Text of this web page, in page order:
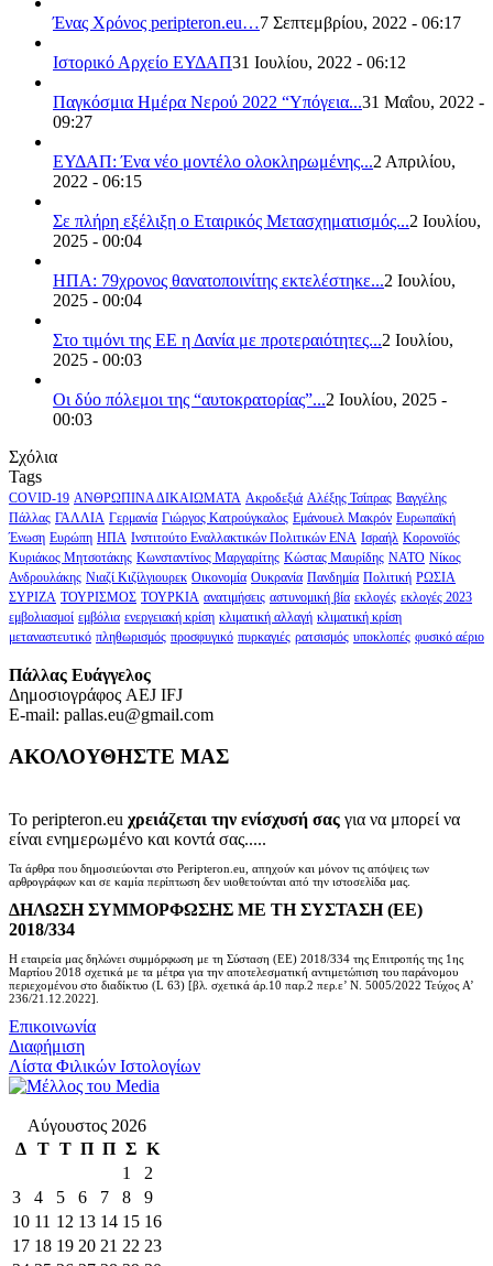
Ένας Χρόνος peripteron.eu…7 Σεπτεμβρίου, 2022 - 06:17
Ιστορικό Αρχείο ΕΥΔΑΠ31 Ιουλίου, 2022 - 06:12
Παγκόσμια Ημέρα Νερού 2022 “Υπόγεια...31 Μαΐου, 2022 -
09:27
ΕΥΔΑΠ: Ένα νέο μοντέλο ολοκληρωμένης...2 Απριλίου,
2022 - 06:15
Σε πλήρη εξέλιξη ο Εταιρικός Μετασχηματισμός...2 Ιουλίου,
2025 - 00:04
ΗΠΑ: 79χρονος θανατοποινίτης εκτελέστηκε...2 Ιουλίου,
2025 - 00:04
Στο τιμόνι της ΕΕ η Δανία με προτεραιότητες...2 Ιουλίου,
2025 - 00:03
Οι δύο πόλεμοι της “αυτοκρατορίας”...2 Ιουλίου, 2025 -
00:03
Σχόλια
Tags
COVID-19 ΑΝΘΡΩΠΙΝΑ ΔΙΚΑΙΩΜΑΤΑ Ακροδεξιά Αλέξης Τσίπρας Βαγγέλης
Πάλλας ΓΑΛΛΙΑ Γερμανία Γιώργος Κατρούγκαλος Εμάνουελ Μακρόν Ευρωπαϊκή
Ένωση Ευρώπη ΗΠΑ Ινστιτούτο Εναλλακτικών Πολιτικών ΕΝΑ Ισραήλ Κορονοϊός
Κυριάκος Μητσοτάκης Κωνσταντίνος Μαργαρίτης Κώστας Μαυρίδης ΝΑΤΟ Νίκος
Ανδρουλάκης Νιαζί Κιζίλγιουρεκ Οικονομία Ουκρανία Πανδημία Πολιτική ΡΩΣΙΑ
ΣΥΡΙΖΑ ΤΟΥΡΙΣΜΟΣ ΤΟΥΡΚΙΑ ανατιμήσεις αστυνομική βία εκλογές εκλογές 2023
εμβολιασμοί εμβόλια ενεργειακή κρίση κλιματική αλλαγή κλιματική κρίση
μεταναστευτικό πληθωρισμός προσφυγικό πυρκαγιές ρατσισμός υποκλοπές φυσικό αέριο
Πάλλας Ευάγγελος
Δημοσιογράφος AEJ ΙFJ
E-mail: pallas.eu@gmail.com
ΑΚΟΛΟΥΘΗΣΤΕ ΜΑΣ
Το peripteron.eu χρειάζεται την ενίσχυσή σας για να μπορεί να
είναι ενημερωμένο και κοντά σας.....
Τα άρθρα που δημοσιεύονται στο Peripteron.eu, απηχούν και μόνον τις απόψεις των
αρθρογράφων και σε καμία περίπτωση δεν υιοθετούνται από την ιστοσελίδα μας.
ΔΗΛΩΣΗ ΣΥΜΜΟΡΦΩΣΗΣ ΜΕ ΤΗ ΣΥΣΤΑΣΗ (ΕΕ)
2018/334
Η εταιρεία μας δηλώνει συμμόρφωση με τη Σύσταση (ΕΕ) 2018/334 της Επιτροπής της 1ης
Μαρτίου 2018 σχετικά με τα μέτρα για την αποτελεσματική αντιμετώπιση του παράνομου
περιεχομένου στο διαδίκτυο (L 63) [βλ. σχετικά άρ.10 παρ.2 περ.ε’ Ν. 5005/2022 Τεύχος A’
236/21.12.2022].
Επικοινωνία
Διαφήμιση
Λίστα Φιλικών Ιστολογίων
Αύγουστος 2026
Δ Τ Τ Π Π Σ Κ
1
2
3
4 5 6 7 8
9
10 11 12 13 14 15 16
17 18 19 20 21 22 23